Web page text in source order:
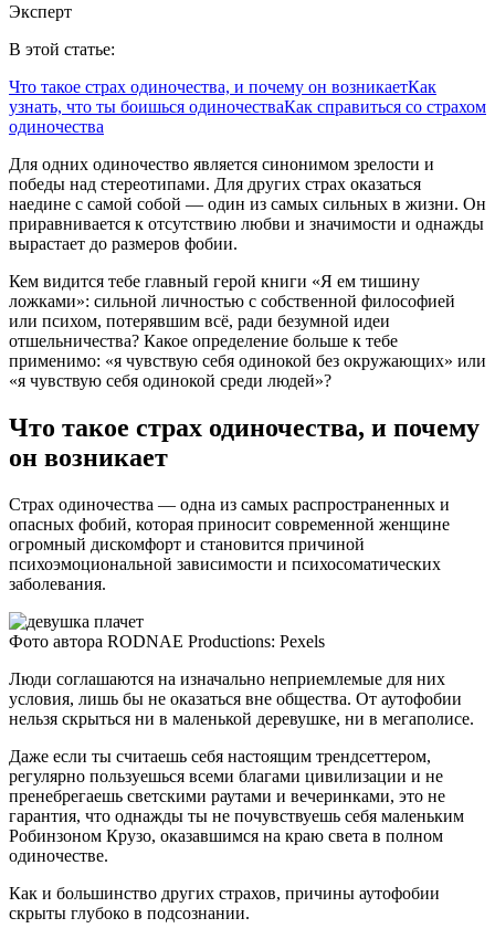
Эксперт
В этой статье:
Что такое страх одиночества, и почему он возникаетКак
узнать, что ты боишься одиночестваКак справиться со страхом
одиночества
Для одних одиночество является синонимом зрелости и
победы над стереотипами. Для других страх оказаться
наедине с самой собой — один из самых сильных в жизни. Он
приравнивается к отсутствию любви и значимости и однажды
вырастает до размеров фобии.
Кем видится тебе главный герой книги «Я ем тишину
ложками»: сильной личностью с собственной философией
или психом, потерявшим всё, ради безумной идеи
отшельничества? Какое определение больше к тебе
применимо: «я чувствую себя одинокой без окружающих» или
«я чувствую себя одинокой среди людей»?
Что такое страх одиночества, и почему
он возникает
Страх одиночества — одна из самых распространенных и
опасных фобий, которая приносит современной женщине
огромный дискомфорт и становится причиной
психоэмоциональной зависимости и психосоматических
заболевания.
Фото автора RODNAE Productions: Pexels
Люди соглашаются на изначально неприемлемые для них
условия, лишь бы не оказаться вне общества. От аутофобии
нельзя скрыться ни в маленькой деревушке, ни в мегаполисе.
Даже если ты считаешь себя настоящим трендсеттером,
регулярно пользуешься всеми благами цивилизации и не
пренебрегаешь светскими раутами и вечеринками, это не
гарантия, что однажды ты не почувствуешь себя маленьким
Робинзоном Крузо, оказавшимся на краю света в полном
одиночестве.
Как и большинство других страхов, причины аутофобии
скрыты глубоко в подсознании.